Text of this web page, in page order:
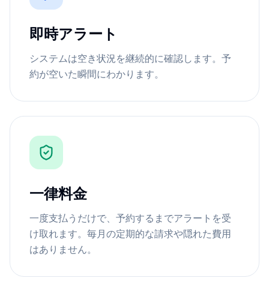
即時アラート
システムは空き状況を継続的に確認します。予
約が空いた瞬間にわかります。
一律料金
一度支払うだけで、予約するまでアラートを受
け取れます。毎月の定期的な請求や隠れた費用
はありません。